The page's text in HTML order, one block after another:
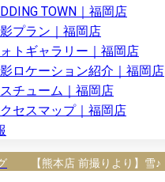
TOWN｜福岡店
プラン｜福岡店
トギャラリー｜福岡店
ロケーション紹介｜福岡店
チューム｜福岡店
セスマップ｜福岡店
【熊本店 前撮りより】雪♪